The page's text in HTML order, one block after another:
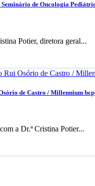
Seminário de Oncologia
Potier, diretora geral...
de Castro / Millennium bcp
a Dr.ª Cristina Potier...